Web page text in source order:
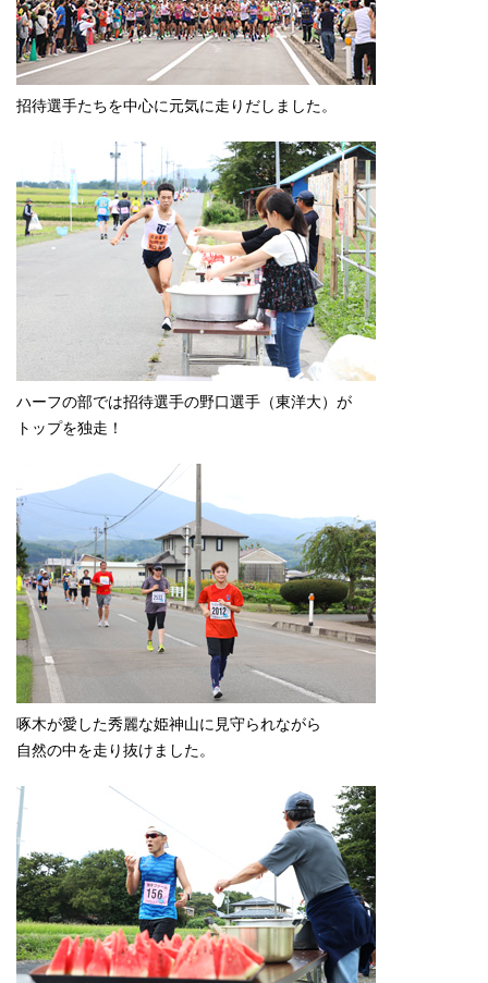
招待選手たちを中心に元気に走りだしました。
ハーフの部では招待選手の野口選手（東洋大）が
トップを独走！
啄木が愛した秀麗な姫神山に見守られながら
自然の中を走り抜けました。